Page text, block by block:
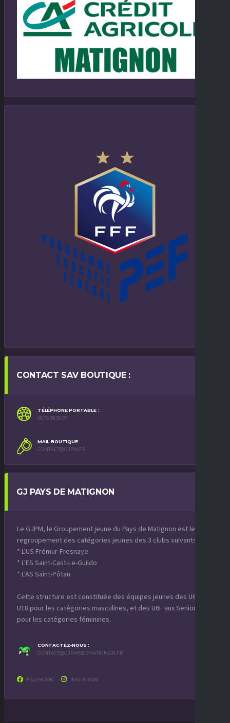
CONTACT SAV BOUTIQUE :
TÉLÉPHONE PORTABLE :
06.75.38.56.97
MAIL BOUTIQUE :
CONTACT@GJPM.FR
GJ PAYS DE MATIGNON
Le GJPM, le Groupement jeune du Pays de Matignon est le
regroupement des catégories jeunes des 3 clubs suivants :
* L'US Frémur-Fresnaye
* L'ES Saint-Cast-Le-Guildo
* L'AS Saint-Pôtan
Cette structure est constituée des équipes jeunes des U6 aux
U18 pour les catégories masculines, et des U6F aux Seniors F
pour les catégories féminines.
CONTACTEZ-NOUS :
CONTACT@GJPAYSDEMATIGNON.FR
FACEBOOK INSTAGRAM